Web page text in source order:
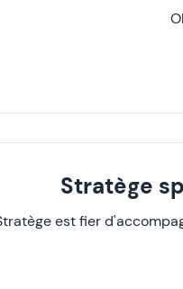
Stratège
est fier